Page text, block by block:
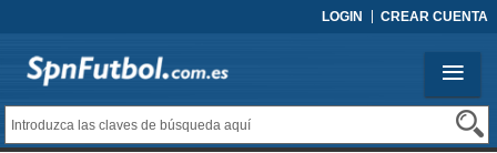
LOGIN CREAR CUENTA